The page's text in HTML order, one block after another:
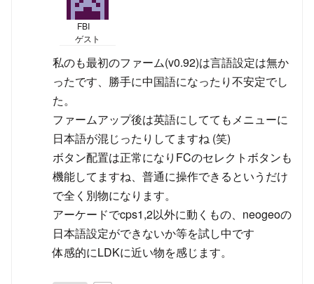
FBI
ゲスト
私のも最初のファーム(v0.92)は言語設定は無か
ったです、勝手に中国語になったり不安定でし
た。
ファームアップ後は英語にしててもメニューに
日本語が混じったりしてますね (笑)
ボタン配置は正常になりFCのセレクトボタンも
機能してますね、普通に操作できるというだけ
で全く別物になります。
アーケードでcps1,2以外に動くもの、neogeoの
日本語設定ができないか等を試し中です
体感的にLDKに近い物を感じます。